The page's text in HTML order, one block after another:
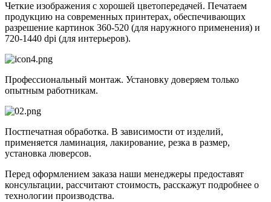
Четкие изображения с хорошей цветопередачей. Печатаем
продукцию на современных принтерах, обеспечивающих
разрешение картинок 360-520 (для наружного применения) и
720-1440 dpi (для интерьеров).
Профессиональный монтаж. Установку доверяем только
опытным работникам.
Постпечатная обработка. В зависимости от изделий,
применяется ламинация, лакирование, резка в размер,
установка люверсов.
Перед оформлением заказа наши менеджеры предоставят
консультации, рассчитают стоимость, расскажут подробнее о
технологии производства.